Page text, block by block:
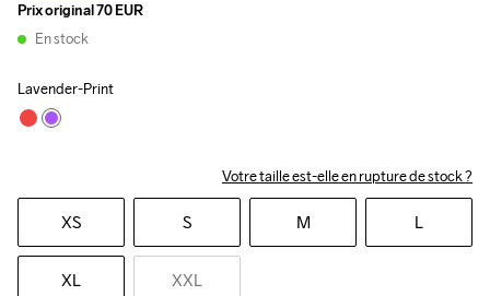
Prix original70 EUR
En stock
Lavender-Print
Votre taille est-elle en rupture de stock ?
XS S M L
XL XXL